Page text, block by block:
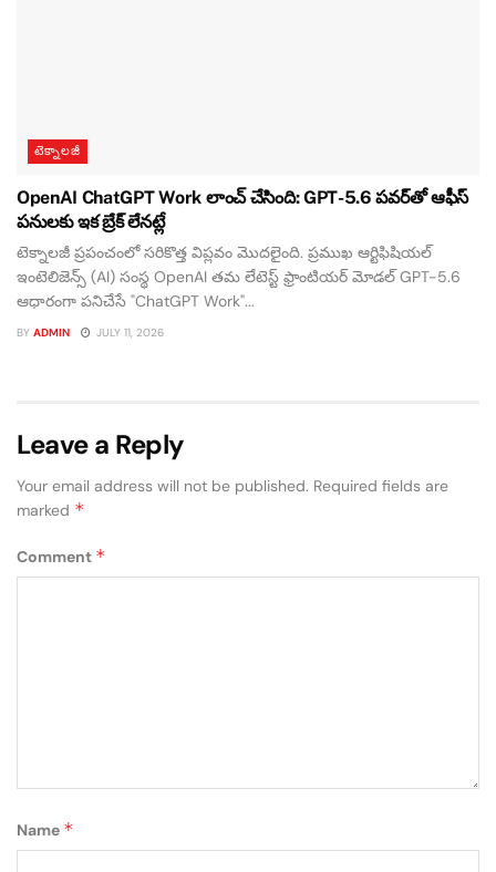
టెక్నాలజీ
OpenAI ChatGPT Work లాంచ్ చేసింది: GPT-5.6 పవర్‌తో ఆఫీస్
పనులకు ఇక బ్రేక్ లేనట్లే
టెక్నాలజీ ప్రపంచంలో సరికొత్త విప్లవం మొదలైంది. ప్రముఖ ఆర్టిఫిషియల్
ఇంటెలిజెన్స్ (AI) సంస్థ OpenAI తమ లేటెస్ట్ ఫ్రాంటియర్ మోడల్ GPT-5.6
ఆధారంగా పనిచేసే "ChatGPT Work"...
BY ADMIN JULY 11, 2026
Leave a Reply
Your email address will not be published. Required fields are
marked *
Comment *
Name *